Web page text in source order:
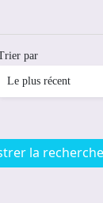
par
la recherche